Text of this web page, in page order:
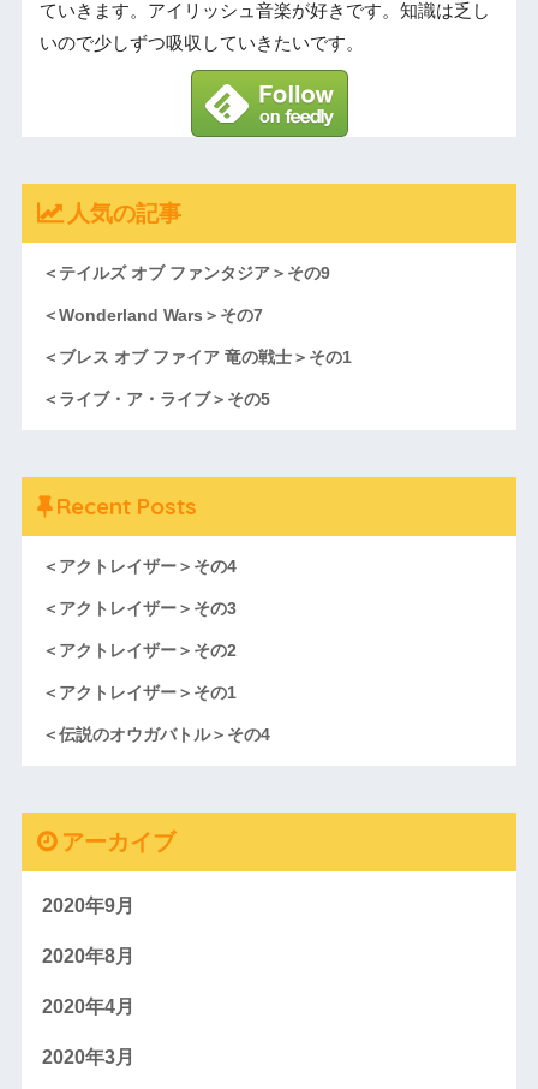
ていきます。アイリッシュ音楽が好きです。知識は乏し
いので少しずつ吸収していきたいです。
人気の記事
＜テイルズ オブ ファンタジア＞その9
＜Wonderland Wars＞その7
＜ブレス オブ ファイア 竜の戦士＞その1
＜ライブ・ア・ライブ＞その5
Recent Posts
＜アクトレイザー＞その4
＜アクトレイザー＞その3
＜アクトレイザー＞その2
＜アクトレイザー＞その1
＜伝説のオウガバトル＞その4
アーカイブ
2020年9月
2020年8月
2020年4月
2020年3月